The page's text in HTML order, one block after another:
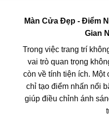
Màn Cửa Đẹp - Điểm
Gian
Trong việc trang trí
vai trò quan trọng
còn về tính tiện ích. Một
chỉ tạo điểm nhấn nổi
giúp điều chỉnh ánh